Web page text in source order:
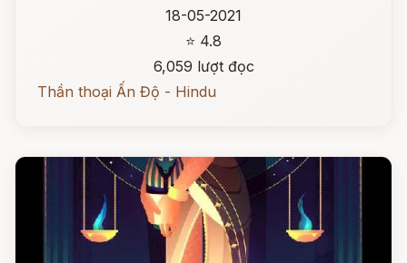
18-05-2021
⭐ 4.8
6,059 lượt đọc
Thần thoại Ấn Độ - Hindu